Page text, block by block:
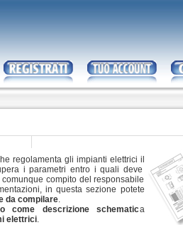
regolamenta gli impianti elettrici il
i parametri entro i quali deve
compito del responsabile
in questa sezione potete
da compilare.
come descrizione schematica
elettrici.